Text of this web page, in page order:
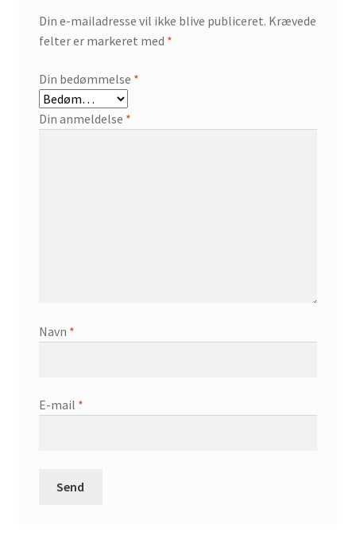
Din e-mailadresse vil ikke blive publiceret. Krævede
felter er markeret med *
Din bedømmelse *
Din anmeldelse *
Navn *
E-mail *